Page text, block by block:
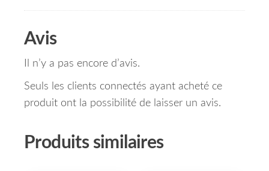
Avis
Il n’y a pas encore d’avis.
Seuls les clients connectés ayant acheté ce
produit ont la possibilité de laisser un avis.
Produits similaires